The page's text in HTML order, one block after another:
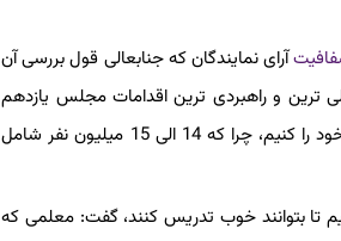
آرای نمایندگان که جنابعالی قول بررسی آن
ترین و راهبردی ترین اقدامات مجلس یازدهم
است، لذا خواهشمندم برای به نتیجه رساندن کار درست رتبه بندی معلمان در این مجلس، تمام تلاش خود را کنیم، چرا که 14 الی 15 میلیون نفر شامل
تا بتوانند خوب تدریس کنند، گفت: معلمی که